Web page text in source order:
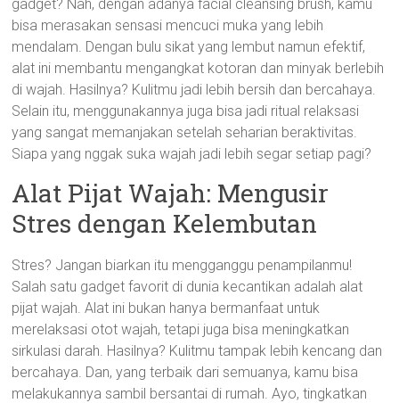
gadget? Nah, dengan adanya facial cleansing brush, kamu
bisa merasakan sensasi mencuci muka yang lebih
mendalam. Dengan bulu sikat yang lembut namun efektif,
alat ini membantu mengangkat kotoran dan minyak berlebih
di wajah. Hasilnya? Kulitmu jadi lebih bersih dan bercahaya.
Selain itu, menggunakannya juga bisa jadi ritual relaksasi
yang sangat memanjakan setelah seharian beraktivitas.
Siapa yang nggak suka wajah jadi lebih segar setiap pagi?
Alat Pijat Wajah: Mengusir
Stres dengan Kelembutan
Stres? Jangan biarkan itu mengganggu penampilanmu!
Salah satu gadget favorit di dunia kecantikan adalah alat
pijat wajah. Alat ini bukan hanya bermanfaat untuk
merelaksasi otot wajah, tetapi juga bisa meningkatkan
sirkulasi darah. Hasilnya? Kulitmu tampak lebih kencang dan
bercahaya. Dan, yang terbaik dari semuanya, kamu bisa
melakukannya sambil bersantai di rumah. Ayo, tingkatkan